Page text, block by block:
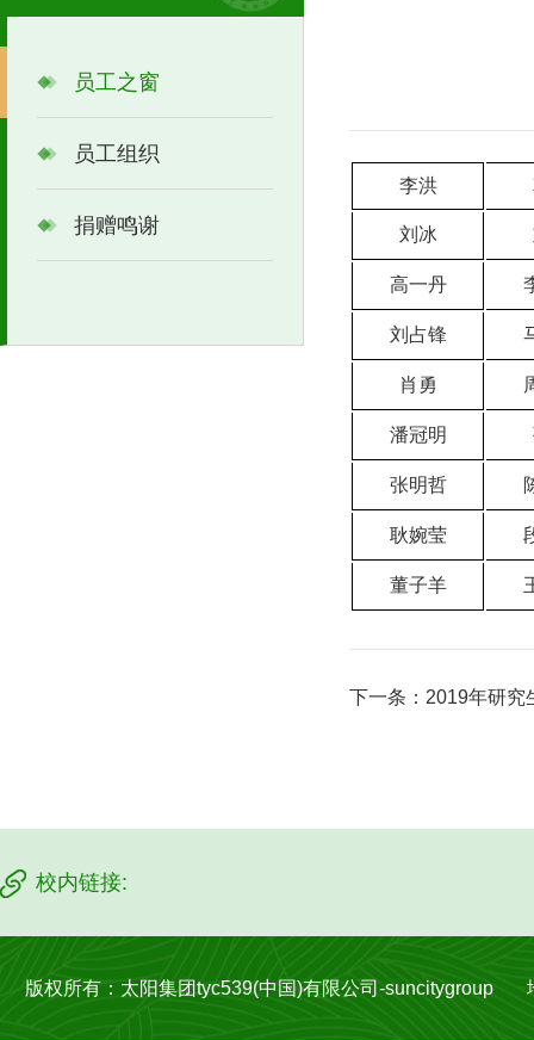
员工之窗
员工组织
捐赠鸣谢
李洪
刘冰
高一丹
刘占锋
肖勇
潘冠明
张明哲
耿婉莹
董子羊
下一条： 2019年研究
校内链接:
版权所有：太阳集团tyc539(中国)有限公司-